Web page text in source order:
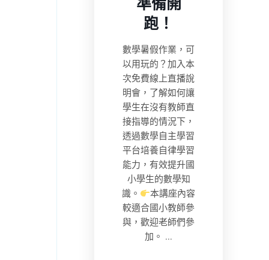
準備開
跑！
數學暑假作業，可
以用玩的？加入本
次免費線上直播說
明會，了解如何讓
學生在沒有教師直
接指導的情況下，
透過數學自主學習
平台培養自律學習
能力，有效提升國
小學生的數學知
識。
本講座內容
較適合國小教師參
與，歡迎老師們參
加。 ...